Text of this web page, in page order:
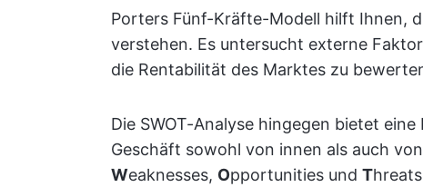
Porters Fünf-Kräfte-Modell hilft Ihnen,
verstehen. Es untersucht externe
die Rentabilität des Marktes zu
Die SWOT-Analyse hingegen bietet
Geschäft sowohl von innen als auch
Weaknesses, Opportunities und T